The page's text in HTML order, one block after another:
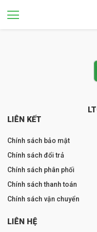
LIÊN KẾT
Chính sách bảo mật
Chính sách đổi trả
Chính sách phân phối
Chính sách thanh toán
Chính sách vận chuyển
LIÊN HỆ